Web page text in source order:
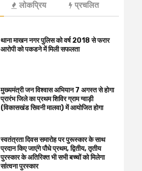
लोकप्रिय प्रचलित
थाना माखन नगर पुलिस को वर्ष 2018 से फरार
आरोपी को पकडने में मिली सफलता
मुख्यमंत्री जन विश्वास अभियान 7 अगस्त से होगा
प्रारंभ जिले का प्रथम शिविर ग्राम ग्वाड़ी
(विकासखंड सिवनी मालवा) में आयोजित होगा
स्वतंत्रता दिवस समारोह पर पुरूस्‍कार के साथ
प्रदान किए जाएंगे पौधे प्रथम, द्वितीय, तृतीय
पुरस्कार के अतिरिक्त भी सभी बच्चों को मिलेगा
सांत्वना पुरस्कार